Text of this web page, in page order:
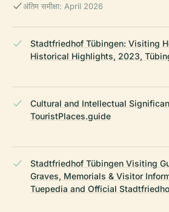
अंतिम समीक्षा: April 2026
Stadtfriedhof Tübingen: Visiting
Historical Highlights, 2023,
Cultural and Intellectual
TouristPlaces.guide
Stadtfriedhof Tübingen Visiting
Graves, Memorials & Visitor
Tuepedia and Official